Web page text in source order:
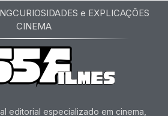
CURIOSIDADES e EXPLICAÇÕES
CINEMA
editorial especializado em cinema,